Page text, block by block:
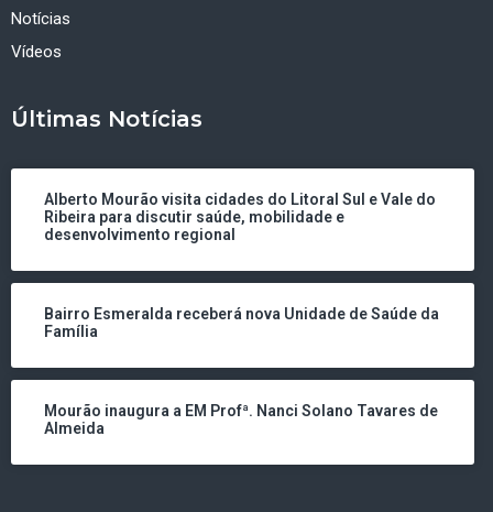
Notícias
Vídeos
Últimas Notícias
Alberto Mourão visita cidades do Litoral Sul e Vale do
Ribeira para discutir saúde, mobilidade e
desenvolvimento regional
Bairro Esmeralda receberá nova Unidade de Saúde da
Família
Mourão inaugura a EM Profª. Nanci Solano Tavares de
Almeida